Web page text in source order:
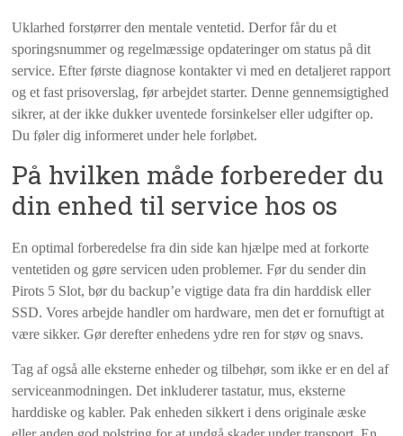
Uklarhed forstørrer den mentale ventetid. Derfor får du et
sporingsnummer og regelmæssige opdateringer om status på dit
service. Efter første diagnose kontakter vi med en detaljeret rapport
og et fast prisoverslag, før arbejdet starter. Denne gennemsigtighed
sikrer, at der ikke dukker uventede forsinkelser eller udgifter op.
Du føler dig informeret under hele forløbet.
På hvilken måde forbereder du
din enhed til service hos os
En optimal forberedelse fra din side kan hjælpe med at forkorte
ventetiden og gøre servicen uden problemer. Før du sender din
Pirots 5 Slot, bør du backup’e vigtige data fra din harddisk eller
SSD. Vores arbejde handler om hardware, men det er fornuftigt at
være sikker. Gør derefter enhedens ydre ren for støv og snavs.
Tag af også alle eksterne enheder og tilbehør, som ikke er en del af
serviceanmodningen. Det inkluderer tastatur, mus, eksterne
harddiske og kabler. Pak enheden sikkert i dens originale æske